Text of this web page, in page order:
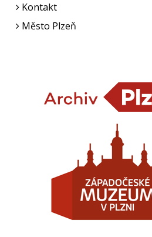
Kontakt
Město Plzeň